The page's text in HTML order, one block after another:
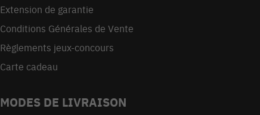
Extension de garantie
Conditions Générales de Vente
Règlements jeux-concours
Carte cadeau
MODES DE LIVRAISON